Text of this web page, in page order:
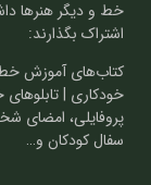
خط و دیگر هنرها
اشتراک بگذارند:
کتاب‌های آموزش
خودکاری |
پروفایلی، امضای
سفال کودکان و…